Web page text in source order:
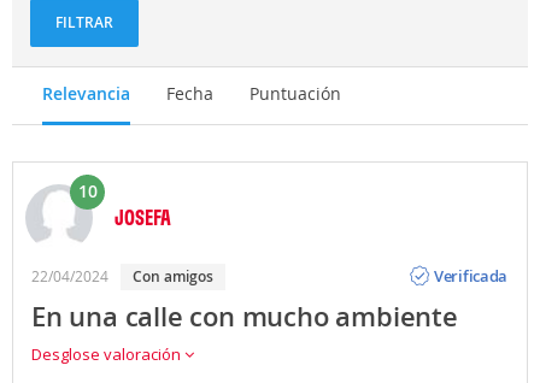
FILTRAR
Relevancia Fecha Puntuación
10
JOSEFA
22/04/2024 con amigos
Verificada
En una calle con mucho ambiente
Desglose valoración